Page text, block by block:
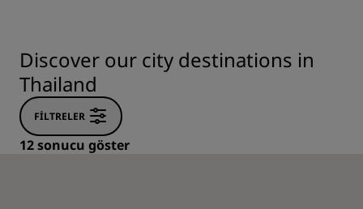
Discover our city destinations in
Thailand
FILTRELER
12 sonucu göster